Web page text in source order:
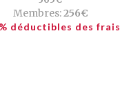
Membres:256€
déductibles des frais